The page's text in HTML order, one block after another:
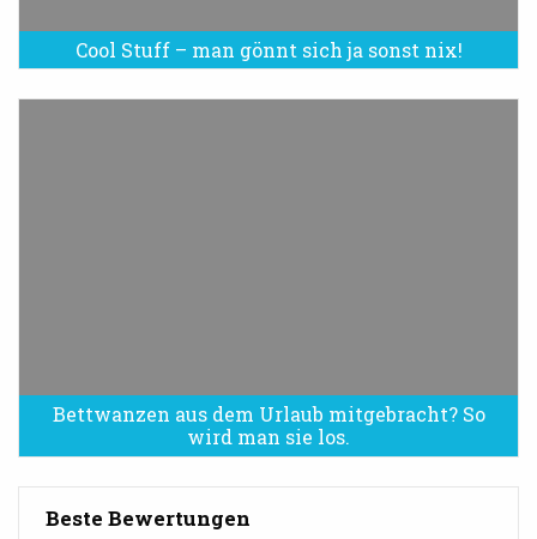
Cool Stuff – man gönnt sich ja sonst nix!
Bettwanzen aus dem Urlaub mitgebracht? So
wird man sie los.
Bettwanzen sind eine Plage
Beste Bewertungen